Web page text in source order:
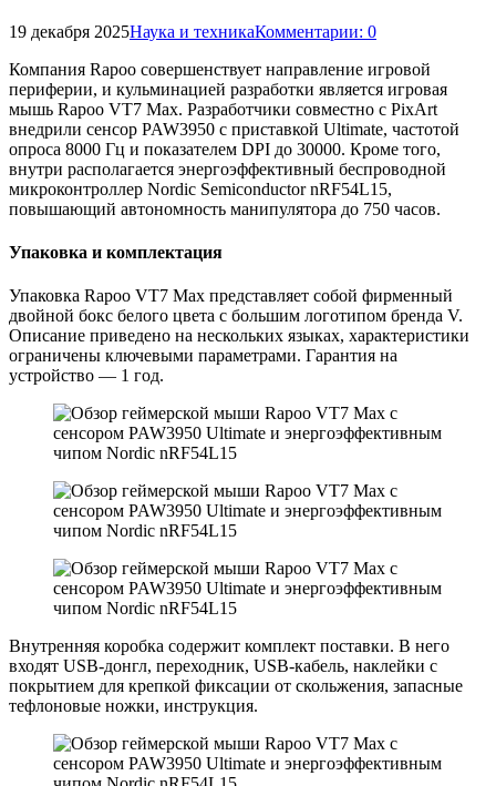
19 декабря 2025Наука и техникаКомментарии: 0
Компания Rapoo совершенствует направление игровой
периферии, и кульминацией разработки является игровая
мышь Rapoo VT7 Max. Разработчики совместно с PixArt
внедрили сенсор PAW3950 с приставкой Ultimate, частотой
опроса 8000 Гц и показателем DPI до 30000. Кроме того,
внутри располагается энергоэффективный беспроводной
микроконтроллер Nordic Semiconductor nRF54L15,
повышающий автономность манипулятора до 750 часов.
Упаковка и комплектация
Упаковка Rapoo VT7 Max представляет собой фирменный
двойной бокс белого цвета с большим логотипом бренда V.
Описание приведено на нескольких языках, характеристики
ограничены ключевыми параметрами. Гарантия на
устройство — 1 год.
Внутренняя коробка содержит комплект поставки. В него
входят USB-донгл, переходник, USB-кабель, наклейки с
покрытием для крепкой фиксации от скольжения, запасные
тефлоновые ножки, инструкция.